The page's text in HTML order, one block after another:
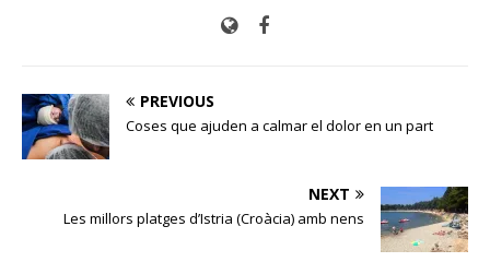
PREVIOUS
Coses que ajuden a calmar el dolor en un part
NEXT
Les millors platges d’Istria (Croàcia) amb nens